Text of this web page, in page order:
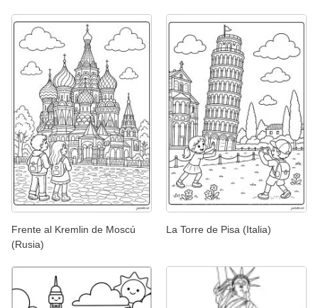
Frente al Kremlin de Moscú
(Rusia)
La Torre de Pisa (Italia)